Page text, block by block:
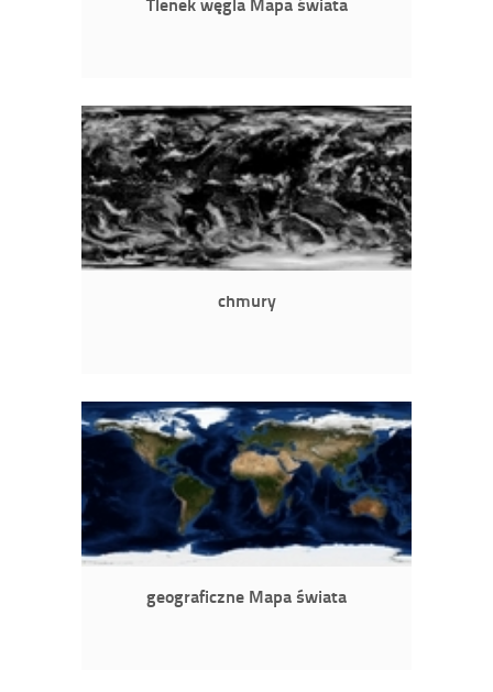
chmury
geograficzne Mapa świata